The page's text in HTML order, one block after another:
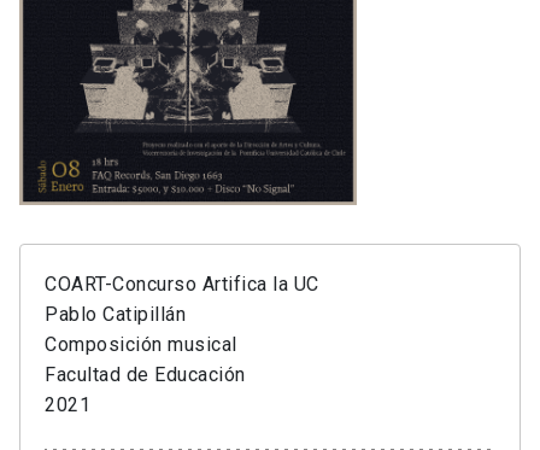
COART-Concurso Artifica la UC
Pablo Catipillán
Composición musical
Facultad de Educación
2021